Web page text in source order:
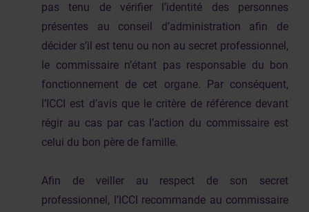
pas tenu de vérifier l’identité des personnes
présentes au conseil d’administration afin de
décider s’il est tenu ou non au secret professionnel,
le commissaire n’étant pas responsable du bon
fonctionnement de cet organe. Par conséquent,
l’ICCI est d’avis que le critère de référence devant
régir au cas par cas l’action du commissaire est
celui du bon père de famille.
Afin de veiller au respect de son secret
professionnel, l’ICCI recommande au commissaire